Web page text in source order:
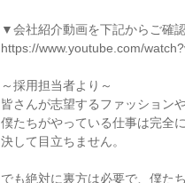
▼会社紹介動画を下記からご確
https://www.youtube.com/
～採用担当者より～
皆さんが志望するファッション
僕たちがやっている仕事は完全
決して目立ちません。
でも絶対に裏方は必要で、僕た